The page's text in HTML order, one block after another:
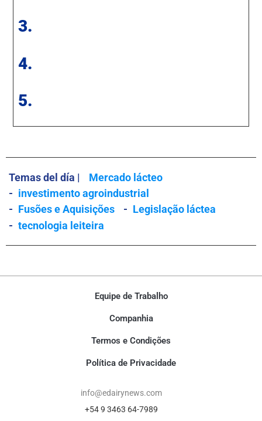
3.
4.
5.
Temas del día |
Mercado lácteo
- investimento agroindustrial
- Fusões e Aquisições - Legislação láctea
- tecnologia leiteira
Equipe de Trabalho
Companhia
Termos e Condições
Política de Privacidade
info@edairynews.com
+54 9 3463 64-7989